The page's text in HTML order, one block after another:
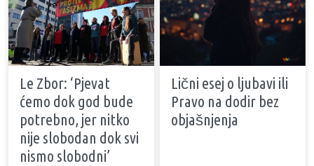
Le Zbor: ‘Pjevat
ćemo dok god bude
potrebno, jer nitko
nije slobodan dok svi
nismo slobodni’
Lični esej o ljubavi ili
Pravo na dodir bez
objašnjenja